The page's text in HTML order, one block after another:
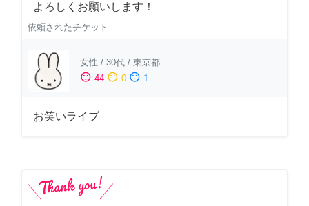
よろしくお願いします！
依頼されたチケット
女性 / 30代 / 東京都
sentiment_satisfied 44 sentiment_neutral 0 sentiment_dissatisfied 1
お笑いライブ